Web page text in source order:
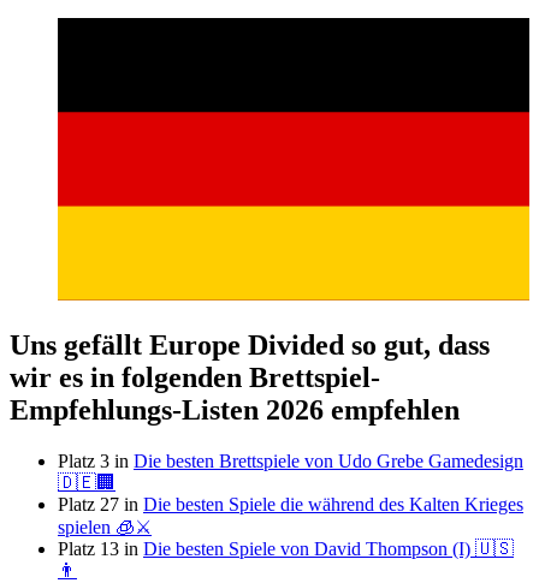
Uns gefällt Europe Divided so gut, dass
wir es in folgenden Brettspiel-
Empfehlungs-Listen 2026 empfehlen
Platz 3 in Die besten Brettspiele von Udo Grebe Gamedesign
🇩🇪🏢
Platz 27 in Die besten Spiele die während des Kalten Krieges
spielen 🧊⚔️
Platz 13 in Die besten Spiele von David Thompson (I) 🇺🇸
👨